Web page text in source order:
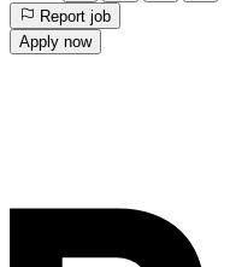
Report job
Apply now